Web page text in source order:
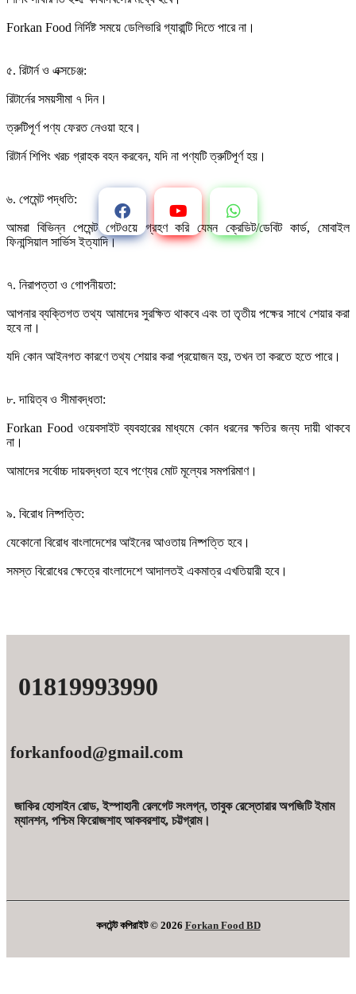
Forkan Food নির্দিষ্ট সময়ে ডেলিভারি গ্যারান্টি দিতে পারে না।
৫. রিটার্ন ও এক্সচেঞ্জ:
রিটার্নের সময়সীমা ৭ দিন।
ত্রুটিপূর্ণ পণ্য ফেরত নেওয়া হবে।
রিটার্ন শিপিং খরচ গ্রাহক বহন করবেন, যদি না পণ্যটি ত্রুটিপূর্ণ হয়।
৬. পেমেন্ট পদ্ধতি:
আমরা বিভিন্ন পেমেন্ট গেটওয়ে গ্রহণ করি যেমন ক্রেডিট/ডেবিট কার্ড, মোবাইল
ফিনান্সিয়াল সার্ভিস ইত্যাদি।
৭. নিরাপত্তা ও গোপনীয়তা:
আপনার ব্যক্তিগত তথ্য আমাদের সুরক্ষিত থাকবে এবং তা তৃতীয় পক্ষের সাথে শেয়ার করা
হবে না।
যদি কোন আইনগত কারণে তথ্য শেয়ার করা প্রয়োজন হয়, তখন তা করতে হতে পারে।
৮. দায়িত্ব ও সীমাবদ্ধতা:
Forkan Food ওয়েবসাইট ব্যবহারের মাধ্যমে কোন ধরনের ক্ষতির জন্য দায়ী থাকবে
না।
আমাদের সর্বোচ্চ দায়বদ্ধতা হবে পণ্যের মোট মূল্যের সমপরিমাণ।
৯. বিরোধ নিষ্পত্তি:
যেকোনো বিরোধ বাংলাদেশের আইনের আওতায় নিষ্পত্তি হবে।
সমস্ত বিরোধের ক্ষেত্রে বাংলাদেশে আদালতই একমাত্র এখতিয়ারী হবে।
01819993990
forkanfood@gmail.com
জাকির হোসাইন রোড, ইস্পাহানী রেলগেট সংলগ্ন, তাবুক রেস্তোরার অপজিটি ইমাম
ম্যানশন, পশ্চিম ফিরোজশাহ আকবরশাহ, চট্টগ্রাম।
কনটেন্ট কপিরাইট © 2026 Forkan Food BD